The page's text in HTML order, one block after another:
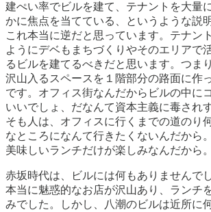
建ぺい率でビルを建て、テナントを大量
かに焦点を当てている、というような説
これ本当に逆だと思っています。テナン
ようにデベもまちづくりやそのエリアで
るビルを建てるべきだと思います。つま
沢山入るスペースを１階部分の路面に作
です。オフィス街なんだからビルの中に
いいでしょ、だなんて資本主義に毒され
そも人は、オフィスに行くまでの道のり
なところになんて行きたくないんだから
美味しいランチだけが楽しみなんだから。
赤坂時代は、ビルには何もありませんで
本当に魅惑的なお店が沢山あり、ランチ
みでした。しかし、八潮のビルは近所に